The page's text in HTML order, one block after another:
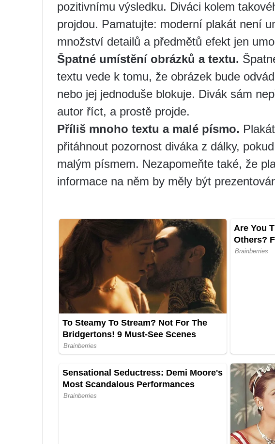
pozitivnímu výsledku. Diváci kolem
projdou. Pamatujte: moderní plakát není
množství detailů a předmětů efekt jen
Špatné umístění obrázků a textu.
textu vede k tomu, že obrázek bude
nebo jej jednoduše blokuje. Divák sám
autor říct, a prostě projde.
Příliš mnoho textu a malé písmo.
přitáhnout pozornost diváka z dálky,
malým písmem. Nezapomeňte také, že
informace na něm by měly být